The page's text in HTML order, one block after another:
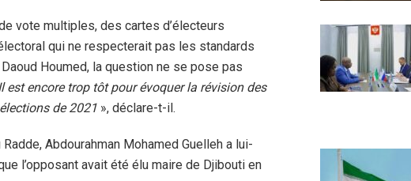
vote multiples, des cartes d’électeurs
qui ne respecterait pas les standards
Houmed, la question ne se pose pas
est encore trop tôt pour évoquer la révision des
de 2021 », déclare-t-il.
Abdourahman Mohamed Guelleh a lui-
l’opposant avait été élu maire de Djibouti en